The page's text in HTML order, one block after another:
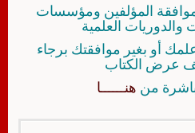
المؤلفين ومؤسسات
والدوريات العلمية
أو بغير موافقتك برجاء
عرض الكتاب
من هنــــــا